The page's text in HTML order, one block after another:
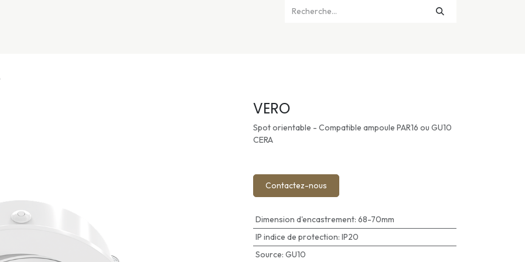
VERO
Spot orientable - Compatible ampoule PAR16 ou GU10
CERA
Contactez-nous
Dimension d'encastrement:68-70mm
IP indice de protection:IP20
Source:GU10